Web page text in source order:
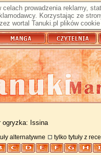
prowadzenia reklamy,
Korzystając ze
wortal Tanuki.pl plików
ogryzka: Issina
alternatywne tylko tytuły z